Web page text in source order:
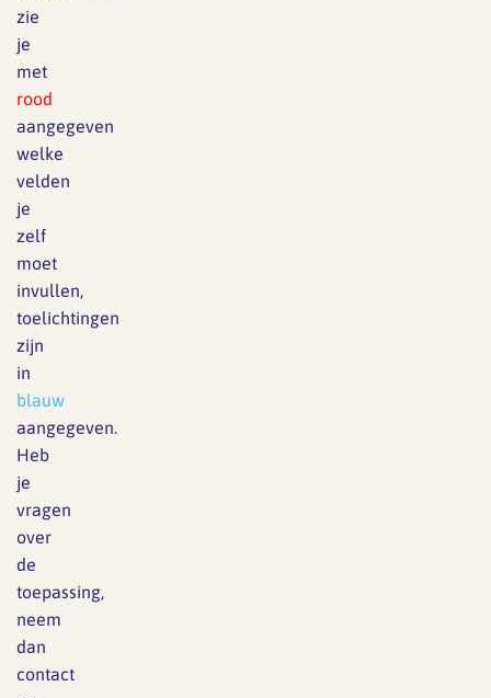
zie
je
met
rood
aangegeven
welke
velden
je
zelf
moet
invullen,
toelichtingen
zijn
in
blauw
aangegeven.
Heb
je
vragen
over
de
toepassing,
neem
dan
contact